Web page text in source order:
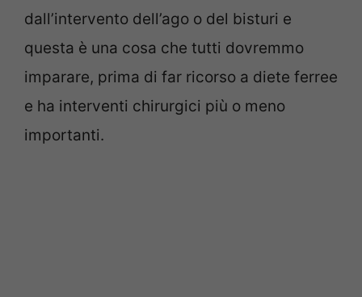
dall’intervento dell’ago o del bisturi e
questa è una cosa che tutti dovremmo
imparare, prima di far ricorso a diete ferree
e ha interventi chirurgici più o meno
importanti.